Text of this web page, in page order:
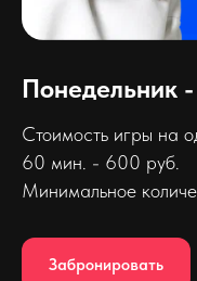
Понедельник
Стоимость игры на
60 мин. - 600 руб.
Минимальное
Забронировать